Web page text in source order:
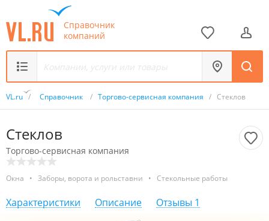
Справочник
компаний
VL.ru / Справочник / Торгово-сервисная компания / Стеклов
Стеклов
Торгово-сервисная компания
Окна • Заборы, ворота и рольставни • Стекольные работы
Характеристики Описание Отзывы 1